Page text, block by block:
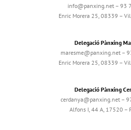
info@panxing.net – 93
Enric Morera 25, 08339 –
Delegació Pànxing
maresme@panxing.net –
Enric Morera 25, 08339 –
Delegació Pànxing
cerdanya@panxing.net –
Alfons I, 44 A, 17520 –